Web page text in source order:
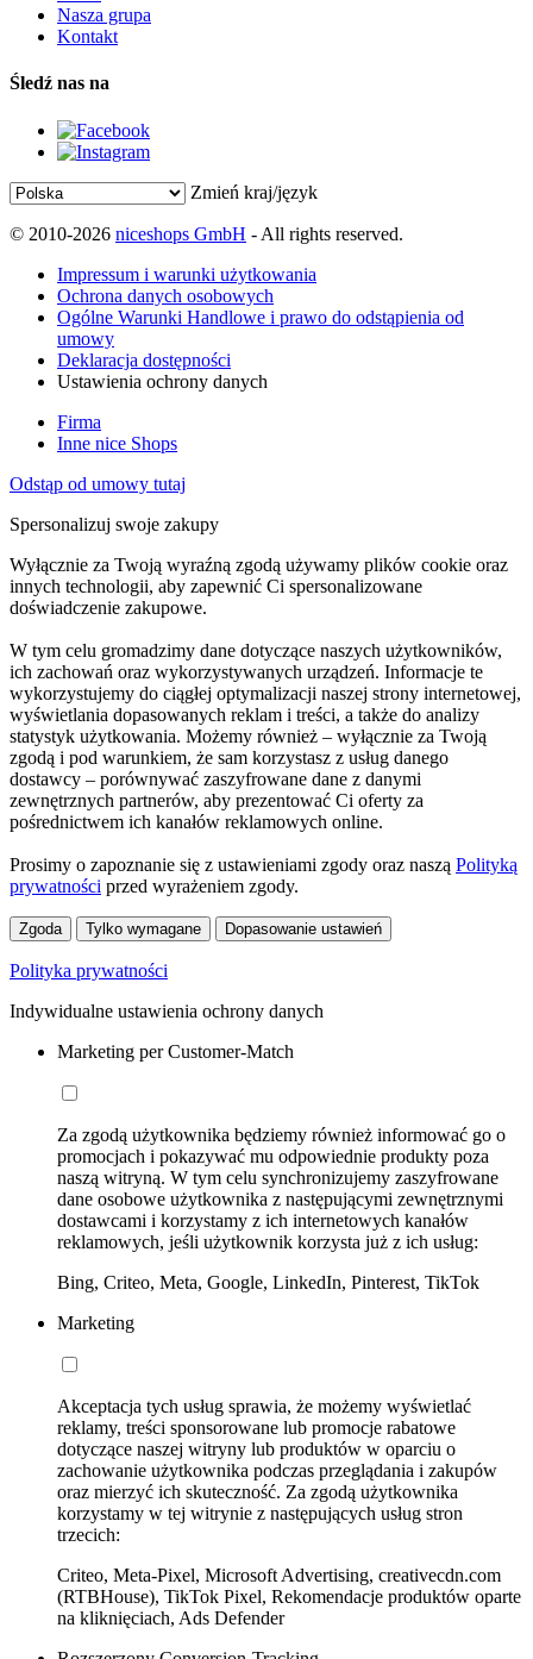
Nasza grupa
Kontakt
Śledź nas na
Zmień kraj/język
© 2010-2026 niceshops GmbH - All rights reserved.
Impressum i warunki użytkowania
Ochrona danych osobowych
Ogólne Warunki Handlowe i prawo do odstąpienia od
umowy
Deklaracja dostępności
Ustawienia ochrony danych
Firma
Inne nice Shops
Odstąp od umowy tutaj
Spersonalizuj swoje zakupy
Wyłącznie za Twoją wyraźną zgodą używamy plików cookie oraz
innych technologii, aby zapewnić Ci spersonalizowane
doświadczenie zakupowe.
W tym celu gromadzimy dane dotyczące naszych użytkowników,
ich zachowań oraz wykorzystywanych urządzeń. Informacje te
wykorzystujemy do ciągłej optymalizacji naszej strony internetowej,
wyświetlania dopasowanych reklam i treści, a także do analizy
statystyk użytkowania. Możemy również – wyłącznie za Twoją
zgodą i pod warunkiem, że sam korzystasz z usług danego
dostawcy – porównywać zaszyfrowane dane z danymi
zewnętrznych partnerów, aby prezentować Ci oferty za
pośrednictwem ich kanałów reklamowych online.
Prosimy o zapoznanie się z ustawieniami zgody oraz naszą Polityką
prywatności przed wyrażeniem zgody.
Zgoda Tylko wymagane Dopasowanie ustawień
Polityka prywatności
Indywidualne ustawienia ochrony danych
Marketing per Customer-Match
Za zgodą użytkownika będziemy również informować go o
promocjach i pokazywać mu odpowiednie produkty poza
naszą witryną. W tym celu synchronizujemy zaszyfrowane
dane osobowe użytkownika z następującymi zewnętrznymi
dostawcami i korzystamy z ich internetowych kanałów
reklamowych, jeśli użytkownik korzysta już z ich usług:
Bing, Criteo, Meta, Google, LinkedIn, Pinterest, TikTok
Marketing
Akceptacja tych usług sprawia, że możemy wyświetlać
reklamy, treści sponsorowane lub promocje rabatowe
dotyczące naszej witryny lub produktów w oparciu o
zachowanie użytkownika podczas przeglądania i zakupów
oraz mierzyć ich skuteczność. Za zgodą użytkownika
korzystamy w tej witrynie z następujących usług stron
trzecich:
Criteo, Meta-Pixel, Microsoft Advertising, creativecdn.com
(RTBHouse), TikTok Pixel, Rekomendacje produktów oparte
na kliknięciach, Ads Defender